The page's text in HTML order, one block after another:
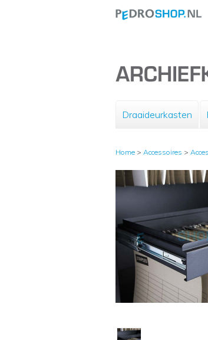
Draaideurkasten
Home > Accessoires >